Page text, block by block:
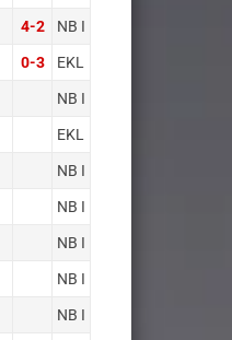
4-2 NB I
0-3 EKL
NB I
EKL
NB I
NB I
NB I
NB I
NB I